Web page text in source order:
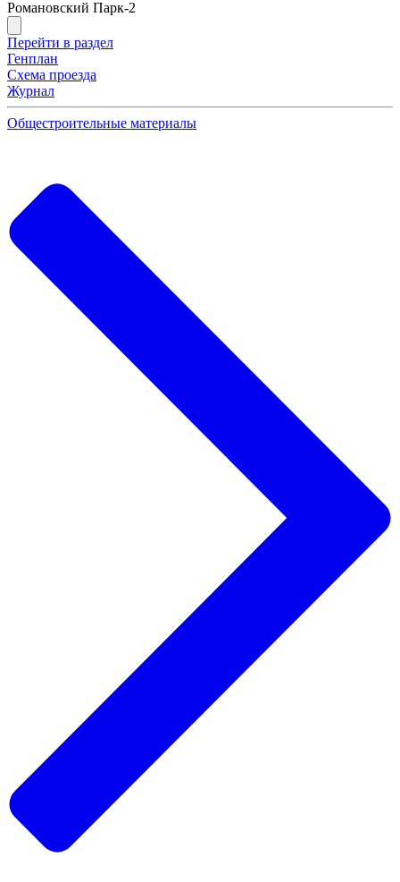
Романовский Парк-2
Перейти в раздел
Генплан
Схема проезда
Журнал
Общестроительные материалы